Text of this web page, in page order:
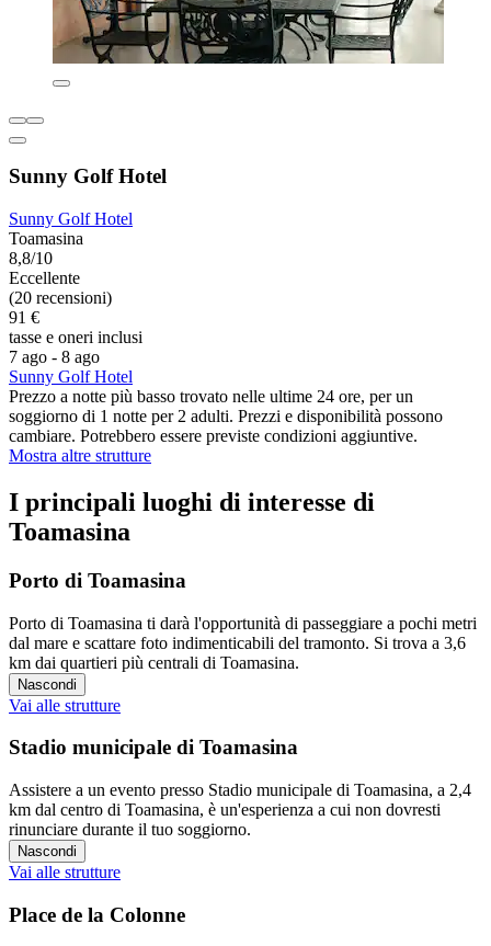
Sunny Golf Hotel
Sunny Golf Hotel
Toamasina
8,8/10
Eccellente
(20 recensioni)
91 €
tasse e oneri inclusi
7 ago - 8 ago
Sunny Golf Hotel
Prezzo a notte più basso trovato nelle ultime 24 ore, per un
soggiorno di 1 notte per 2 adulti. Prezzi e disponibilità possono
cambiare. Potrebbero essere previste condizioni aggiuntive.
Mostra altre strutture
I principali luoghi di interesse di
Toamasina
Porto di Toamasina
Porto di Toamasina ti darà l'opportunità di passeggiare a pochi metri
dal mare e scattare foto indimenticabili del tramonto. Si trova a 3,6
km dai quartieri più centrali di Toamasina.
Nascondi
Vai alle strutture
Stadio municipale di Toamasina
Assistere a un evento presso Stadio municipale di Toamasina, a 2,4
km dal centro di Toamasina, è un'esperienza a cui non dovresti
rinunciare durante il tuo soggiorno.
Nascondi
Vai alle strutture
Place de la Colonne